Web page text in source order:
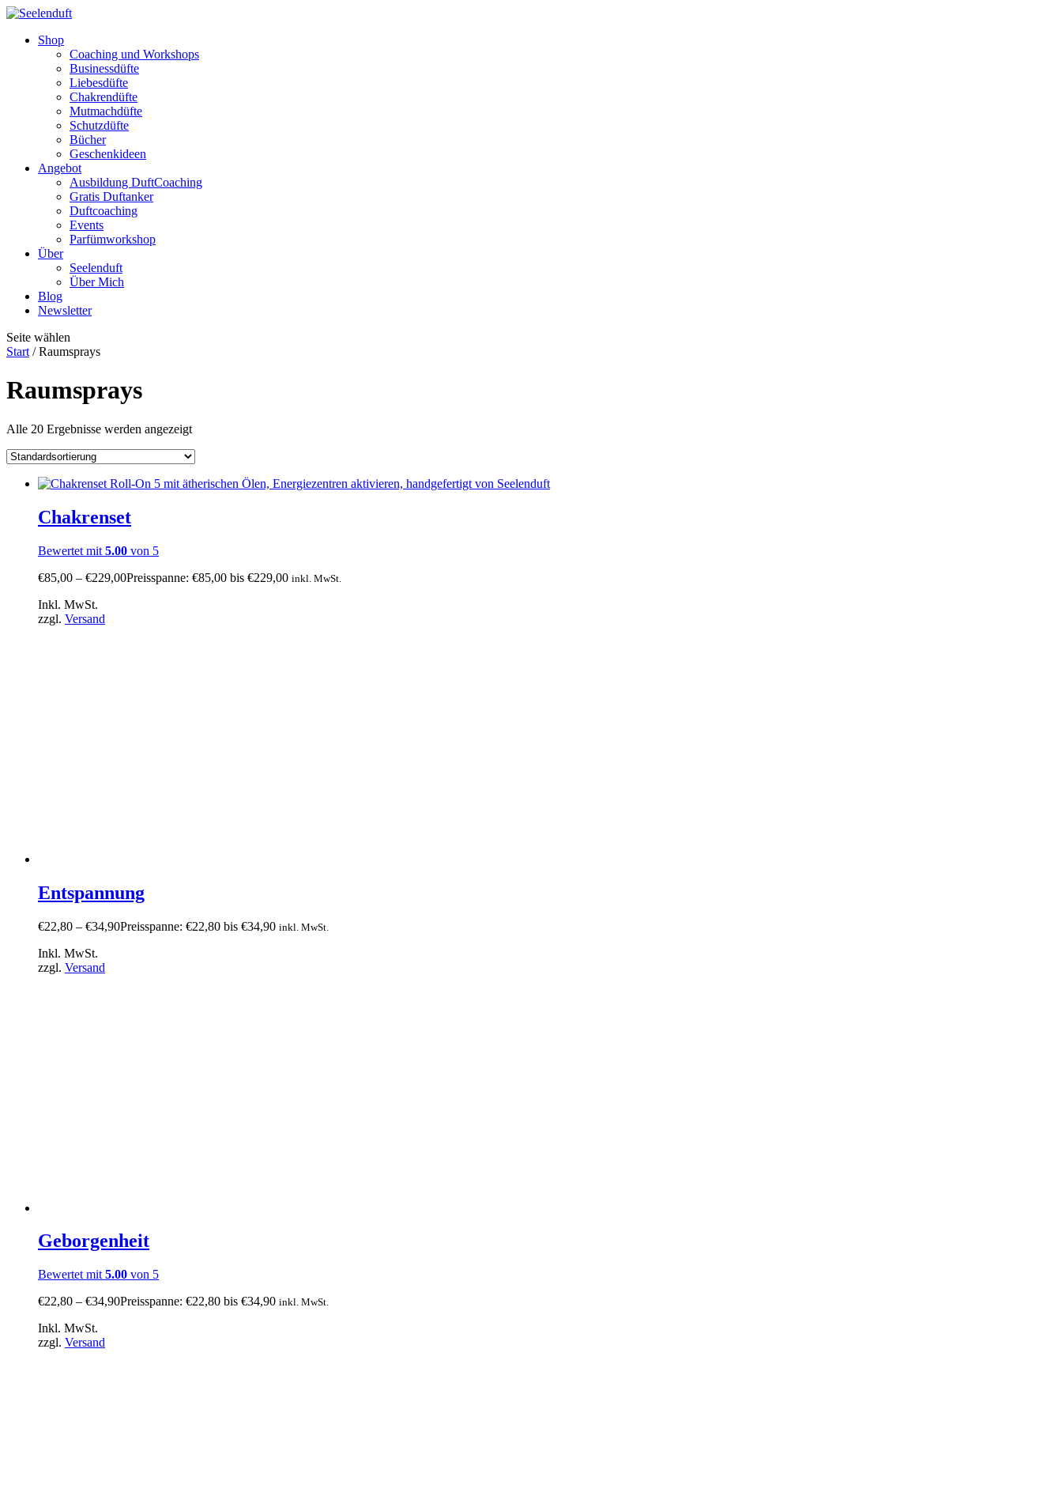
Shop
Coaching und Workshops
Businessdüfte
Liebesdüfte
Chakrendüfte
Mutmachdüfte
Schutzdüfte
Bücher
Geschenkideen
Angebot
Ausbildung DuftCoaching
Gratis Duftanker
Duftcoaching
Events
Parfümworkshop
Über
Seelenduft
Über Mich
Blog
Newsletter
Seite wählen
Start / Raumsprays
Raumsprays
Alle 20 Ergebnisse werden angezeigt
Chakrenset
Bewertet mit 5.00 von 5
€85,00 – €229,00Preisspanne: €85,00 bis €229,00 inkl. MwSt.
Inkl. MwSt.
zzgl. Versand
Entspannung
€22,80 – €34,90Preisspanne: €22,80 bis €34,90 inkl. MwSt.
Inkl. MwSt.
zzgl. Versand
Geborgenheit
Bewertet mit 5.00 von 5
€22,80 – €34,90Preisspanne: €22,80 bis €34,90 inkl. MwSt.
Inkl. MwSt.
zzgl. Versand